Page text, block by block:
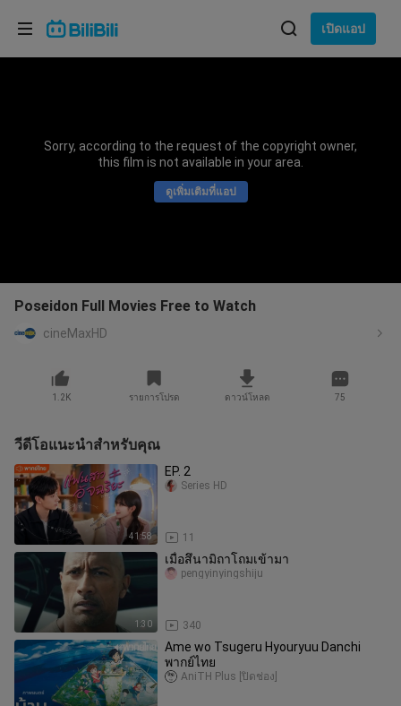
เปิดแอป
Sorry, according to the request of the copyright owner,
this film is not available in your area.
ดูเพิ่มเติมที่แอป
Poseidon Full Movies Free to Watch
cineMaxHD
1.2K รายการโปรด ดาวน์โหลด 75
วีดีโอแนะนำสำหรับคุณ
41:58
EP. 2
11
Series HD
1:30
เมื่อสึนามิถาโถมเข้ามา
340
pengyinyingshiju
Ame wo Tsugeru Hyouryuu Danchi
พากย์ไทย
AniTH Plus [ปิดช่อง]
เลือกภาษา